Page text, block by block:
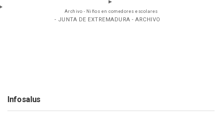
Archivo - Niños en comedores escolares
- JUNTA DE EXTREMADURA - ARCHIVO
Infosalus